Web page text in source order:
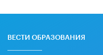
ВЕСТИ ОБРАЗОВАНИЯ